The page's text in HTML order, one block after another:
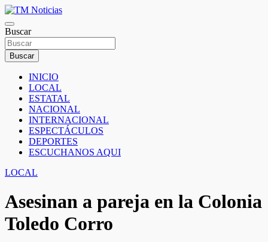
Saltar
al
contenido
TM Noticias
TM Noticias
Buscar
Buscar
INICIO
LOCAL
ESTATAL
NACIONAL
INTERNACIONAL
ESPECTÁCULOS
DEPORTES
ESCUCHANOS AQUI
LOCAL
Asesinan a pareja en la Colonia
Toledo Corro